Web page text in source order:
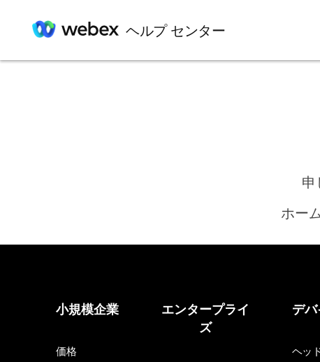
ヘルプ センター
申
ホー
小規模企業
価格
エンタープライ
ズ
デ
ヘッ